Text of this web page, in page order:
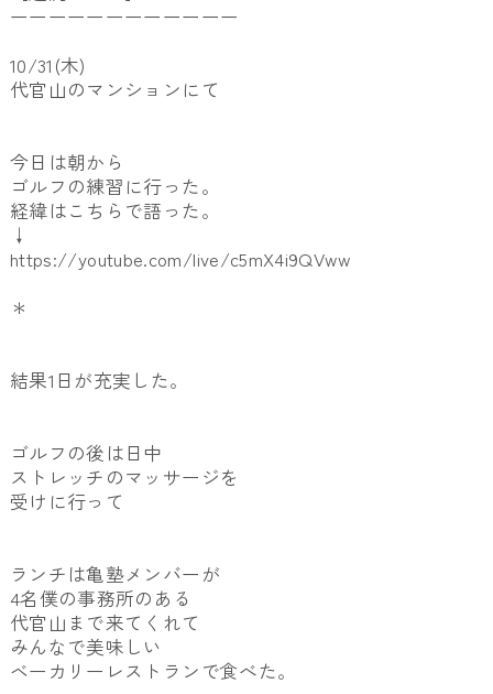
ーーーーーーーーーーーー
10/31(木)
代官山のマンションにて
今日は朝から
ゴルフの練習に行った。
経緯はこちらで語った。
↓
https://youtube.com/live/c5mX4i9QVww
＊
結果1日が充実した。
ゴルフの後は日中
ストレッチのマッサージを
受けに行って
ランチは亀塾メンバーが
4名僕の事務所のある
代官山まで来てくれて
みんなで美味しい
ベーカリーレストランで食べた。